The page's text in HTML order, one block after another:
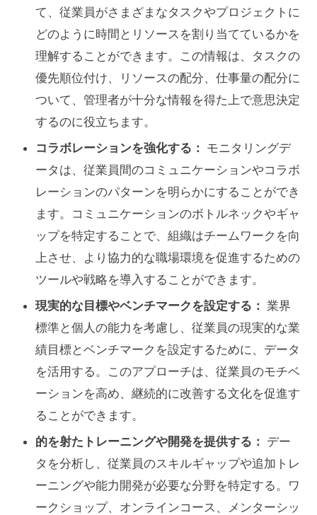
て、従業員がさまざまなタスクやプロジェクトに
どのように時間とリソースを割り当てているかを
理解することができます。この情報は、タスクの
優先順位付け、リソースの配分、仕事量の配分に
ついて、管理者が十分な情報を得た上で意思決定
するのに役立ちます。
コラボレーションを強化する： モニタリングデ
ータは、従業員間のコミュニケーションやコラボ
レーションのパターンを明らかにすることができ
ます。コミュニケーションのボトルネックやギャ
ップを特定することで、組織はチームワークを向
上させ、より協力的な職場環境を促進するための
ツールや戦略を導入することができます。
現実的な目標やベンチマークを設定する： 業界
標準と個人の能力を考慮し、従業員の現実的な業
績目標とベンチマークを設定するために、データ
を活用する。このアプローチは、従業員のモチベ
ーションを高め、継続的に改善する文化を促進す
ることができます。
的を射たトレーニングや開発を提供する： デー
タを分析し、従業員のスキルギャップや追加トレ
ーニングや能力開発が必要な分野を特定する。ワ
ークショップ、オンラインコース、メンターシッ